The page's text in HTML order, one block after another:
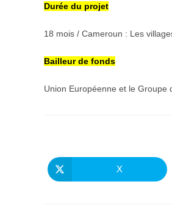
Durée du projet
18 mois / Cameroun : Les
Bailleur de fonds
Union Européenne et le Groupe
Ouvrir
dans
X